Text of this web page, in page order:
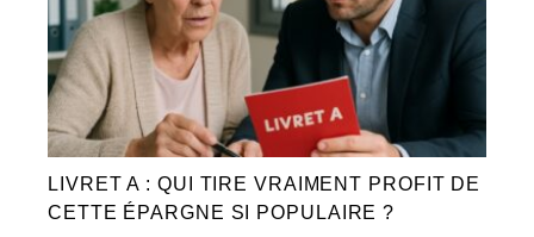
LIVRET A : QUI TIRE VRAIMENT PROFIT DE
CETTE ÉPARGNE SI POPULAIRE ?